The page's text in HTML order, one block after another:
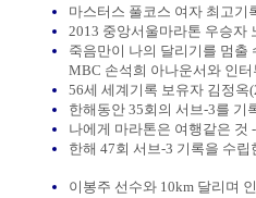
마스터스 풀코스 여자 최고기
2013 중앙서울마라톤 우승자
죽음만이 나의 달리기를 멈출
MBC 손석희 아나운서와 인터
56세 세계기록 보유자 김정옥
한해동안 35회의 서브-3를 기
나에게 마라톤은 여행같은 것
한해 47회 서브-3 기록을 수립
이봉주 선수와 10km 달리며